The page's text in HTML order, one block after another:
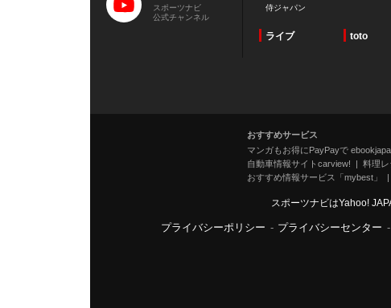
スポーツナビ
公式チャンネル
侍ジャパン
ライブ toto
おすすめサービス
マンガもお得にPayPayで
自動車情報サイトcarview!
料理
おすすめ情報サービス「mybest」
スポーツナビはYahoo!
プライバシーポリシー - プライバシーセンター -